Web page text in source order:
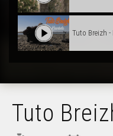
Tuto Breizh
Tuto